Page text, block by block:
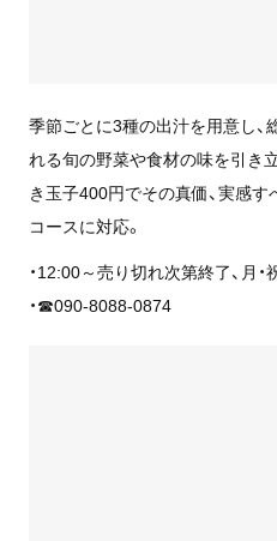
季節ごとに3種の出汁を用意し、
れる旬の野菜や食材の味を引き
き玉子400円でその真価、実感
コースに対応。
・12:00～売り切れ次第終了、月・
・☎090-8088-0874